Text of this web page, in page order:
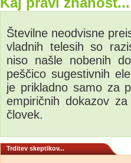
Številne neodvisne
vladnih telesih so
niso našle nobenih
peščico sugestivnih
je prikladno samo za
empiričnih dokazov
človek.
Trditev skeptikov...